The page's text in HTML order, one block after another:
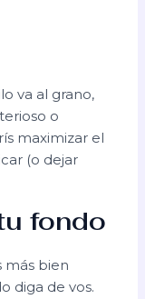
va al grano,
o
maximizar el
(o dejar
fondo
más bien
diga de vos.